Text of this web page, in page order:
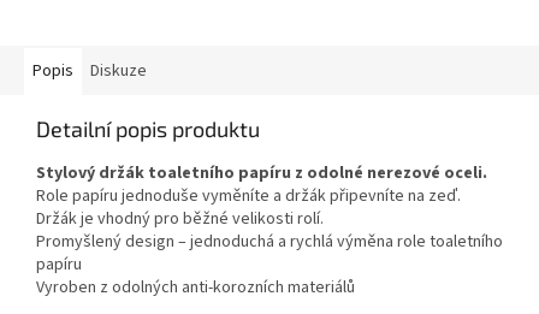
Popis Diskuze
Detailní popis produktu
Stylový držák toaletního papíru z odolné nerezové oceli.
Role papíru jednoduše vyměníte a držák připevníte na zeď.
Držák je vhodný pro běžné velikosti rolí.
Promyšlený design – jednoduchá a rychlá výměna role toaletního
papíru
Vyroben z odolných anti-korozních materiálů